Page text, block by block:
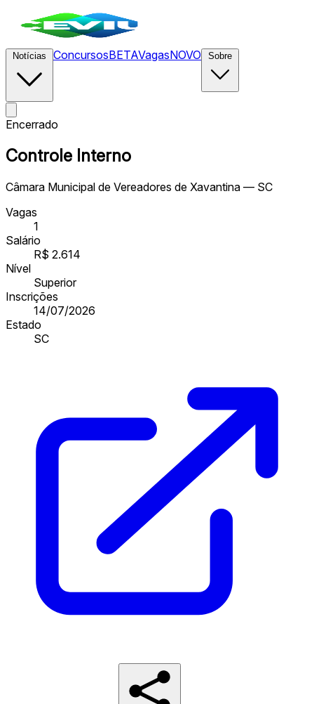
ConcursosBETAVagasNOVO
Encerrado
Controle Interno
Câmara Municipal de Vereadores de Xavantina — SC
Vagas
1
Salário
R$ 2.614
Nível
Superior
Inscrições
14/07/2026
Estado
SC